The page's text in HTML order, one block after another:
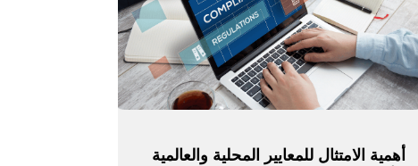
أهمية الامتثال للمعايير المحلية والعالمية